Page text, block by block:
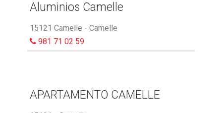
Aluminios Camelle
15121 Camelle - Camelle
981 71 02 59
APARTAMENTO CAMELLE